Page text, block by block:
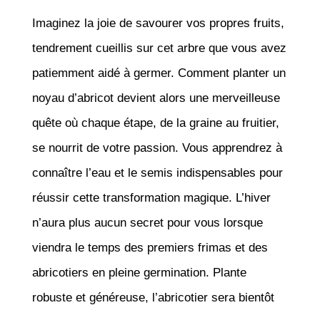
Imaginez la joie de savourer vos propres fruits,
tendrement cueillis sur cet arbre que vous avez
patiemment aidé à germer. Comment planter un
noyau d’abricot devient alors une merveilleuse
quête où chaque étape, de la graine au fruitier,
se nourrit de votre passion. Vous apprendrez à
connaître l’eau et le semis indispensables pour
réussir cette transformation magique. L’hiver
n’aura plus aucun secret pour vous lorsque
viendra le temps des premiers frimas et des
abricotiers en pleine germination. Plante
robuste et généreuse, l’abricotier sera bientôt